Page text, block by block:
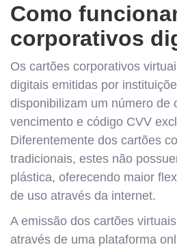
Como
corporativos
Os cartões corporativos
digitais emitidas por
disponibilizam um número de
vencimento e código CVV
Diferentemente dos cartões
tradicionais, estes não
plástica, oferecendo maior
de uso através da internet.
A emissão dos cartões
através de uma plataforma